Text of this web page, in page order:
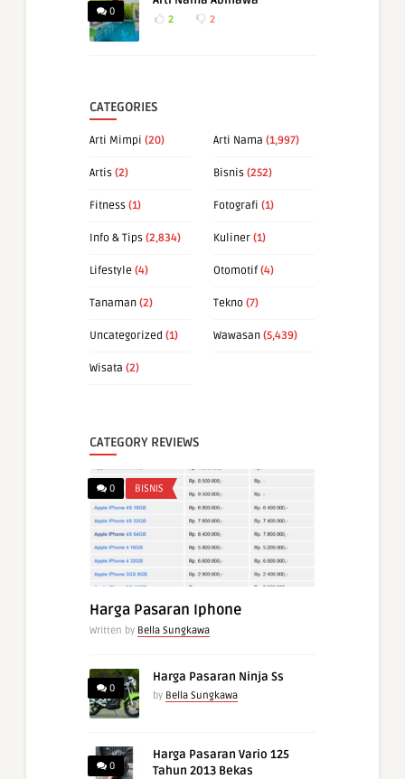
0
2 2
CATEGORIES
Arti Mimpi (20) Arti Nama (1,997)
Artis (2) Bisnis (252)
Fitness (1) Fotografi (1)
Info & Tips (2,834) Kuliner (1)
Lifestyle (4) Otomotif (4)
Tanaman (2) Tekno (7)
Uncategorized (1) Wawasan (5,439)
Wisata (2)
CATEGORY REVIEWS
0 BISNIS
Harga Pasaran Iphone
Written by Bella Sungkawa
0
Harga Pasaran Ninja Ss
by Bella Sungkawa
0
Harga Pasaran Vario 125
Tahun 2013 Bekas